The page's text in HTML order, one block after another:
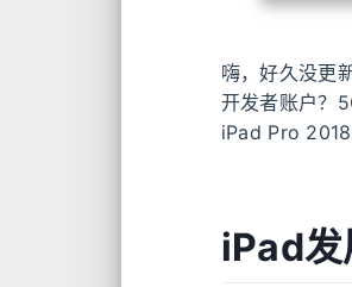
嗨，好久没更
开发者账户？
iPad Pro
iPad发